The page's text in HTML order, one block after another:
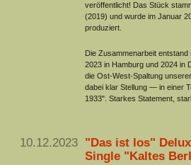
veröffentlicht! Das Stück
(2019) und wurde im Januar
produziert.
Die Zusammenarbeit
2023 in Hamburg und 2024 in
die Ost-West-Spaltung
dabei klar Stellung — in einer
1933". Starkes Statement,
10.12.2023
"Das ist los"
Single "Kaltes